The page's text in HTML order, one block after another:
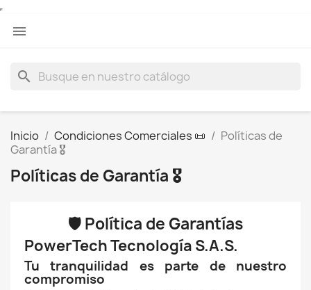

search
Inicio Condiciones Comerciales 📜
Políticas de
Garantía 🎖
Políticas de Garantía 🎖
🛡️ Política de Garantías
PowerTech Tecnología S.A.S.
Tu tranquilidad es parte de nuestro
compromiso